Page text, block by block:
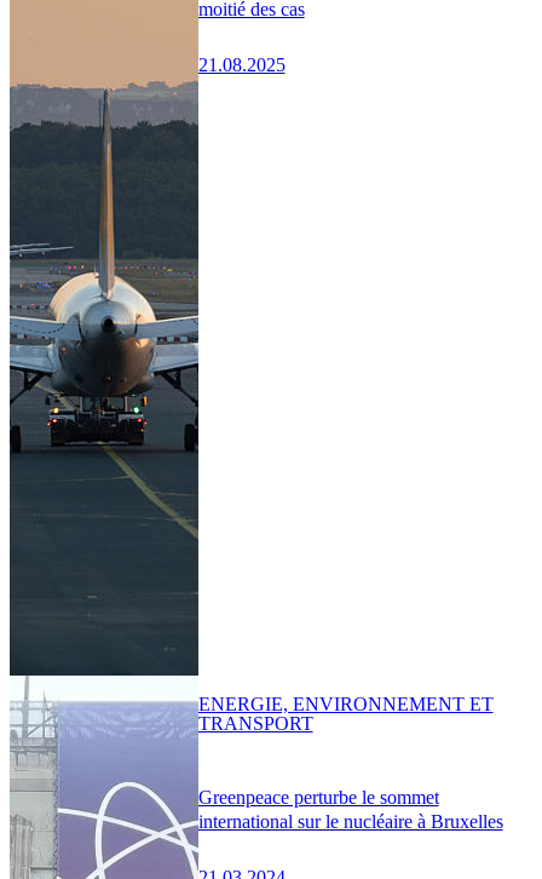
moitié des cas
21.08.2025
Greenpeace perturbe le sommet
international sur le nucléaire à Bruxelles
ENERGIE, ENVIRONNEMENT ET
TRANSPORT